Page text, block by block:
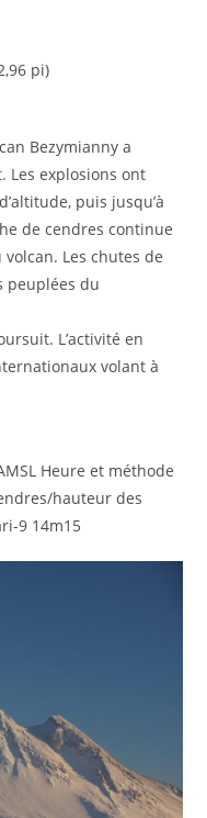
pi)
Bezymianny a
Les explosions ont
puis jusqu’à
de cendres continue
volcan. Les chutes de
peuplées du
L’activité en
volant à
Heure et méthode
hauteur des
9 14m15